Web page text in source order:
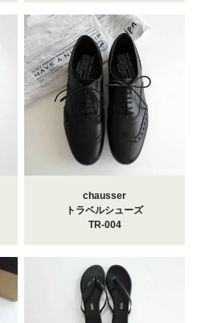
chausser
トラベルシューズ
TR-004